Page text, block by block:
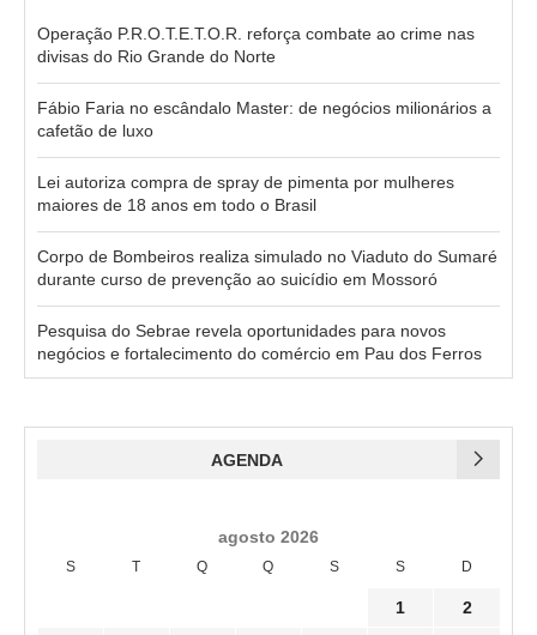
Operação P.R.O.T.E.T.O.R. reforça combate ao crime nas
divisas do Rio Grande do Norte
Fábio Faria no escândalo Master: de negócios milionários a
cafetão de luxo
Lei autoriza compra de spray de pimenta por mulheres
maiores de 18 anos em todo o Brasil
Corpo de Bombeiros realiza simulado no Viaduto do Sumaré
durante curso de prevenção ao suicídio em Mossoró
Pesquisa do Sebrae revela oportunidades para novos
negócios e fortalecimento do comércio em Pau dos Ferros
AGENDA
agosto 2026
S T Q Q S S D
1 2